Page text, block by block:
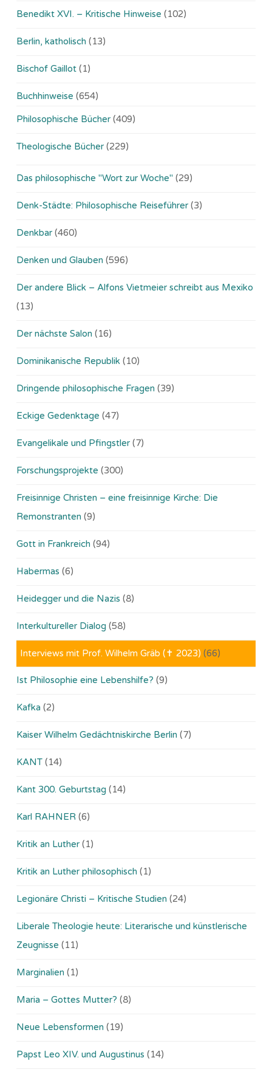
Benedikt XVI. – Kritische Hinweise (102)
Berlin, katholisch (13)
Bischof Gaillot (1)
Buchhinweise (654)
Philosophische Bücher (409)
Theologische Bücher (229)
Das philosophische "Wort zur Woche" (29)
Denk-Städte: Philosophische Reiseführer (3)
Denkbar (460)
Denken und Glauben (596)
Der andere Blick – Alfons Vietmeier schreibt aus Mexiko
(13)
Der nächste Salon (16)
Dominikanische Republik (10)
Dringende philosophische Fragen (39)
Eckige Gedenktage (47)
Evangelikale und Pfingstler (7)
Forschungsprojekte (300)
Freisinnige Christen – eine freisinnige Kirche: Die
Remonstranten (9)
Gott in Frankreich (94)
Habermas (6)
Heidegger und die Nazis (8)
Interkultureller Dialog (58)
Interviews mit Prof. Wilhelm Gräb (✝ 2023) (66)
Ist Philosophie eine Lebenshilfe? (9)
Kafka (2)
Kaiser Wilhelm Gedächtniskirche Berlin (7)
KANT (14)
Kant 300. Geburtstag (14)
Karl RAHNER (6)
Kritik an Luther (1)
Kritik an Luther philosophisch (1)
Legionäre Christi – Kritische Studien (24)
Liberale Theologie heute: Literarische und künstlerische
Zeugnisse (11)
Marginalien (1)
Maria – Gottes Mutter? (8)
Neue Lebensformen (19)
Papst Leo XIV. und Augustinus (14)